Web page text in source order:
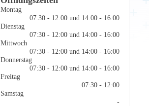
Montag
07:30 - 12:00 und 14:00 - 16:00
Dienstag
07:30 - 12:00 und 14:00 - 16:00
Mittwoch
07:30 - 12:00 und 14:00 - 16:00
Donnerstag
07:30 - 12:00 und 14:00 - 16:00
Freitag
07:30 - 12:00
Samstag
-